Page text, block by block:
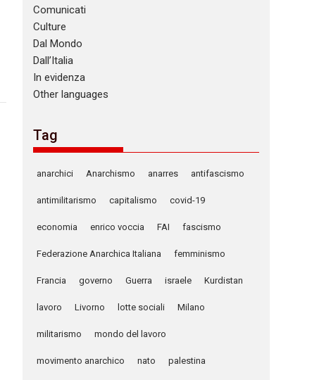
Comunicati
Culture
Dal Mondo
Dall’Italia
In evidenza
Other languages
Tag
anarchici Anarchismo anarres antifascismo
antimilitarismo capitalismo covid-19
economia enrico voccia FAI fascismo
Federazione Anarchica Italiana femminismo
Francia governo Guerra israele Kurdistan
lavoro Livorno lotte sociali Milano
militarismo mondo del lavoro
movimento anarchico nato palestina